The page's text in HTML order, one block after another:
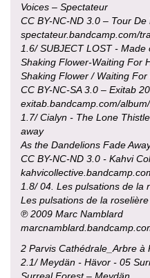
Voices – Spectateur
CC BY-NC-ND 3.0 – Tour
spectateur.bandcamp.com/
1.6/ SUBJECT LOST -
Shaking Flower-Waiting For
Shaking Flower / Waiting
CC BY-NC-SA 3.0 – Exitab
exitab.bandcamp.com/
1.7/ Cialyn - The Lone
away
As the Dandelions Fade
CC BY-NC-ND 3.0 - Kahvi
1.8/ 04. Les pulsations de la
Les pulsations de la
℗ 2009 Marc Namblard
2 Parvis Cathédrale_Arbre à
2.1/ Meydän - Hävor - 05
Surreal Forest – Meydän